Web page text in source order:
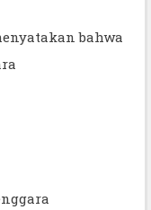
bahwa